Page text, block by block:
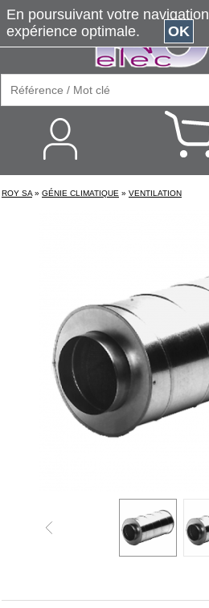
ROY SA » GÉNIE CLIMATIQUE » VENTILATION
En poursuivant votre
expérience optimale.
OK